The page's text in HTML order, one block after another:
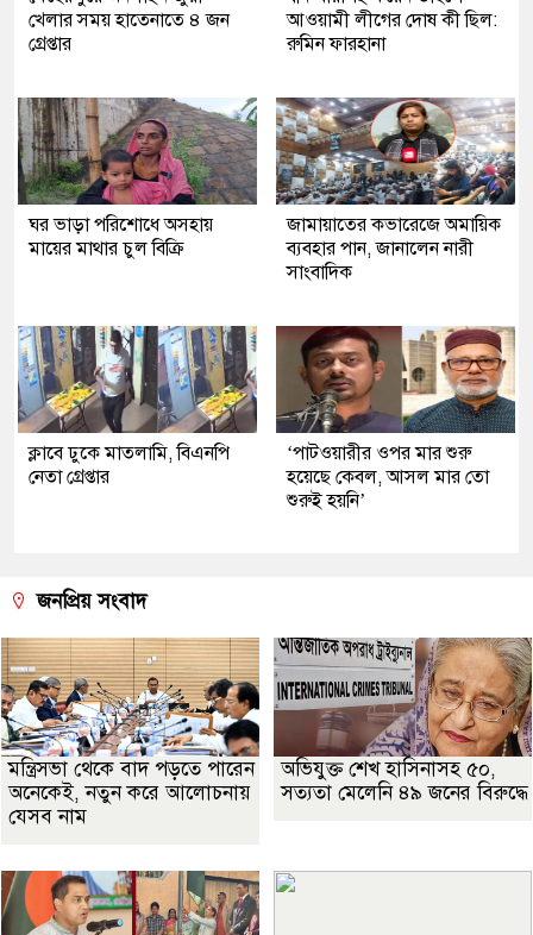
খেলার সময় হাতেনাতে ৪ জন
গ্রেপ্তার
আওয়ামী লীগের দোষ কী ছিল:
রুমিন ফারহানা
ঘর ভাড়া পরিশোধে অসহায়
মায়ের মাথার চুল বিক্রি
জামায়াতের কভারেজে অমায়িক
ব্যবহার পান, জানালেন নারী
সাংবাদিক
ক্লাবে ঢুকে মাতলামি, বিএনপি
নেতা গ্রেপ্তার
‘পাটওয়ারীর ওপর মার শুরু
হয়েছে কেবল, আসল মার তো
শুরুই হয়নি’
জনপ্রিয় সংবাদ
মন্ত্রিসভা থেকে বাদ পড়তে পারেন
অনেকেই, নতুন করে আলোচনায়
যেসব নাম
অভিযুক্ত শেখ হাসিনাসহ ৫০,
সত্যতা মেলেনি ৪৯ জনের বিরুদ্ধে